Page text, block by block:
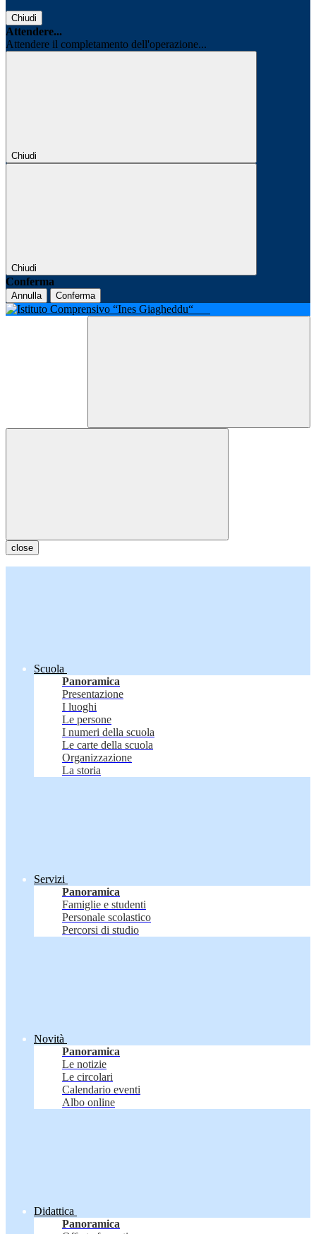
Chiudi
Attendere...
Attendere il completamento dell'operazione...
Chiudi
Chiudi
Conferma
Annulla Conferma
close
Scuola
Panoramica
Presentazione
I luoghi
Le persone
I numeri della scuola
Le carte della scuola
Organizzazione
La storia
Servizi
Panoramica
Famiglie e studenti
Personale scolastico
Percorsi di studio
Novità
Panoramica
Le notizie
Le circolari
Calendario eventi
Albo online
Didattica
Panoramica